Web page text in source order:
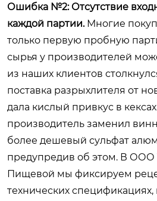
Ошибка №2: Отсутствие
каждой партии.Многие
только первую пробную
сырья у производителей
из наших клиентов
поставка разрыхлителя от
дала кислый привкус в
производитель заменил
более дешевый сульфат
предупредив об этом. В ООО
Пищевой мы фиксируем
технических